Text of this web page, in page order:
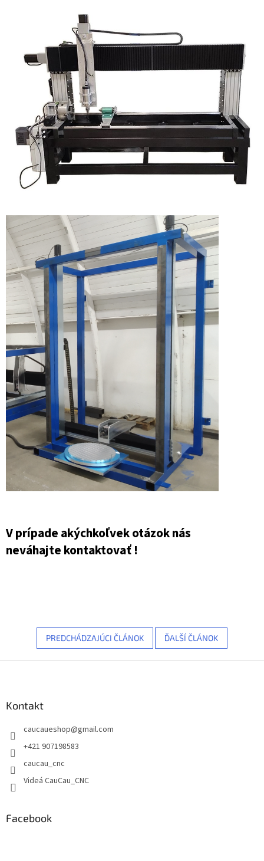
V prípade akýchkoľvek otázok nás
neváhajte kontaktovať !
PREDCHÁDZAJÚCI ČLÁNOK ĎALŠÍ ČLÁNOK
Kontakt
caucaueshop@gmail.com
+421 907198583
caucau_cnc
Videá CauCau_CNC
Facebook